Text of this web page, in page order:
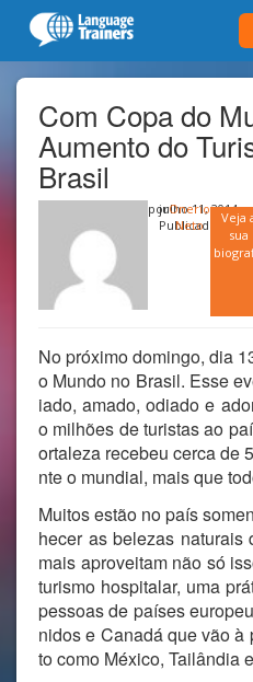
Com Copa do
Aumento do
Brasil
porOnerio
Neto
Veja
sua
julho 11, 2014
Publicado em
No próximo domingo, dia
o Mundo no Brasil. Esse
iado, amado, odiado e
o milhões de turistas ao
ortaleza recebeu cerca de
nte o mundial, mais que
Muitos estão no país
hecer as belezas naturais
mais aproveitam não só
turismo hospitalar, uma
pessoas de países
nidos e Canadá que vão
to como México, Tailândia